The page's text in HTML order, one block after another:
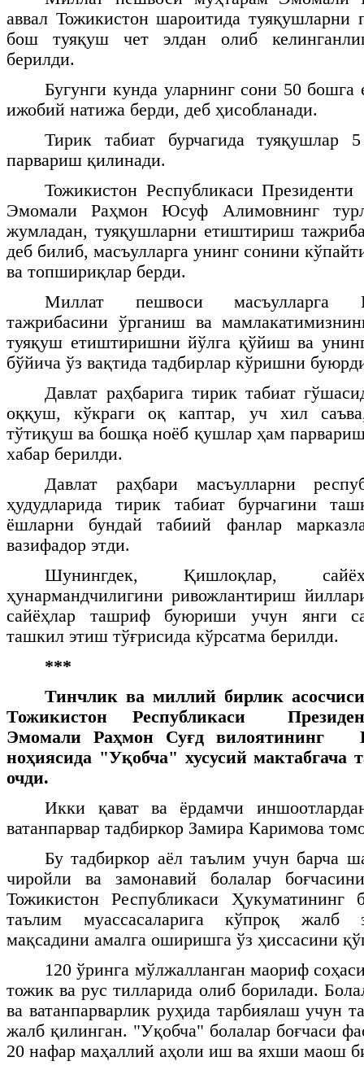
аввал Тожикистон шароитида
бош туяқуш чет элдан олиб
берилди.
Бугунги кунда уларнинг сони 50
ижобий натижа берди, деб ҳисобланади.
Тирик табиат бурчагида туяқушлар
парвариш қилинади.
Тожикистон Республикаси
Эмомали Раҳмон Юсуф Алимовнинг
жумладан, туяқушларни етиштириш
деб билиб, масъулларга унинг сонини
ва топшириқлар берди.
Миллат пешвоси масъулларга
тажрибасини ўрганиш ва
туяқуш етиштиришни йўлга қўйиш ва
бўйича ўз вақтида тадбирлар кўришни
Давлат раҳбарига тирик табиат
оққуш, кўкраги оқ каптар, уч хил
тўтиқуш ва бошқа ноёб қушлар ҳам
хабар берилди.
Давлат раҳбари масъулларни
ҳудудларида тирик табиат бурчагини
ёшларни бундай табиий фанлар
вазифадор этди.
Шунингдек, Қишлоқлар,
ҳунармандчилигини ривожлантириш
сайёҳлар ташриф буюриши учун янги
ташкил этиш тўғрисида кўрсатма берилди.
***
Тинчлик ва миллий бирлик
Тожикистон Республикаси
Эмомали Раҳмон Суғд
ноҳиясида "Уқобча" хусусий мактабгача
очди.
Икки қават ва ёрдамчи
ватанпарвар тадбиркор Замира Каримова
Бу тадбиркор аёл таълим учун барча
чиройли ва замонавий болалар
Тожикистон Республикаси Ҳукуматининг
таълим муассасаларига кўпроқ жалб
мақсадини амалга оширишга ўз ҳиссасини
120 ўринга мўлжалланган маориф
тожик ва рус тилларида олиб борилади.
ва ватанпарварлик руҳида тарбиялаш учун
жалб қилинган. "Уқобча" болалар боғчаси
20 нафар маҳаллий аҳоли иш ва яхши маош